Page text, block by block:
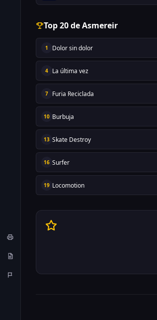
Top 20 de Asmereir
1 Dolor sin dolor
4 La última vez
7 Furia Reciclada
10 Burbuja
13 Skate Destroy
16 Surfer
19 Locomotion